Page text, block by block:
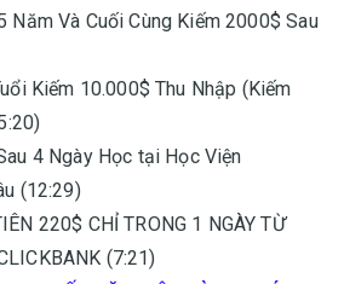
Năm Và Cuối Cùng Kiếm 2000$ Sau
Kiếm 10.000$ Thu Nhập (Kiếm
4 Ngày Học tại Học Viện
(12:29)
220$ CHỈ TRONG 1 NGÀY TỪ
(7:21)